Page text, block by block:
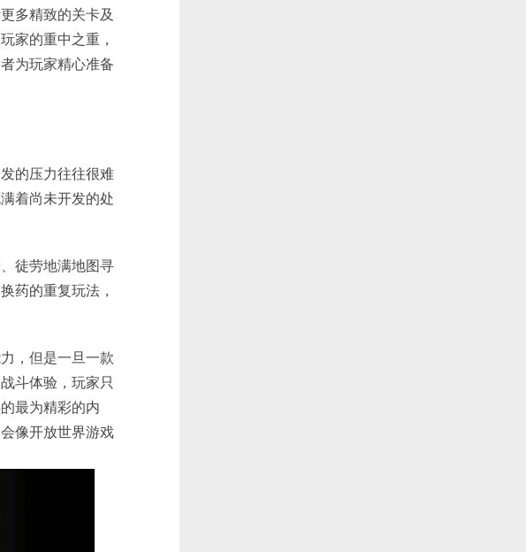
多精致的关卡及
家的重中之重，
为玩家精心准备
的压力往往很难
着尚未开发的处
徒劳地满地图寻
药的重复玩法，
，但是一旦一款
斗体验，玩家只
最为精彩的内
像开放世界游戏